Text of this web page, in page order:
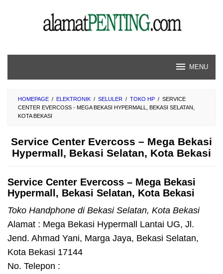
MENU
HOMEPAGE / ELEKTRONIK / SELULER / TOKO HP / SERVICE
CENTER EVERCOSS - MEGA BEKASI HYPERMALL, BEKASI SELATAN,
KOTA BEKASI
Service Center Evercoss – Mega Bekasi
Hypermall, Bekasi Selatan, Kota Bekasi
Service Center Evercoss – Mega Bekasi
Hypermall, Bekasi Selatan, Kota Bekasi
Toko Handphone di Bekasi Selatan, Kota Bekasi
Alamat : Mega Bekasi Hypermall Lantai UG, Jl.
Jend. Ahmad Yani, Marga Jaya, Bekasi Selatan,
Kota Bekasi 17144
No. Telepon :